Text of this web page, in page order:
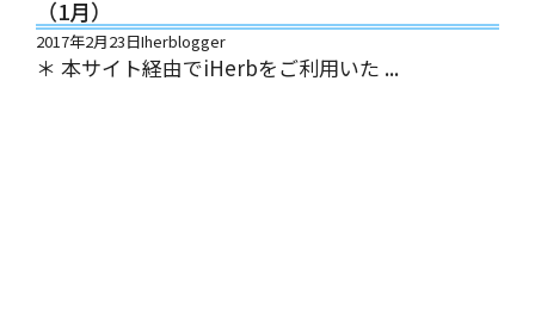
（1月）
2017年2月23日Iherblogger
＊ 本サイト経由でiHerbをご利用いた ...